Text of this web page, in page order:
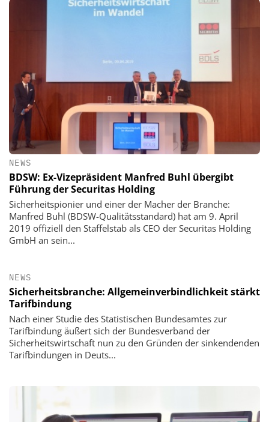
NEWS
BDSW: Ex-Vizepräsident Manfred Buhl übergibt
Führung der Securitas Holding
Sicherheitspionier und einer der Macher der Branche:
Manfred Buhl (BDSW-Qualitätsstandard) hat am 9. April
2019 offiziell den Staffelstab als CEO der Securitas Holding
GmbH an sein...
NEWS
Sicherheitsbranche: Allgemeinverbindlichkeit stärkt
Tarifbindung
Nach einer Studie des Statistischen Bundesamtes zur
Tarifbindung äußert sich der Bundesverband der
Sicherheitswirtschaft nun zu den Gründen der sinkendenden
Tarifbindungen in Deuts...